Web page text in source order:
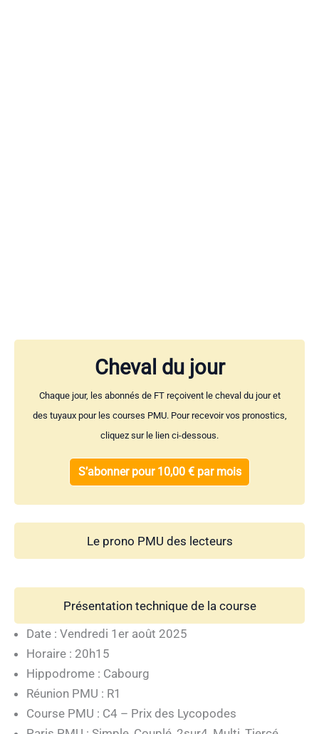
Cheval du jour
Chaque jour, les abonnés de FT reçoivent le cheval du jour et
des tuyaux pour les courses PMU. Pour recevoir vos pronostics,
cliquez sur le lien ci-dessous.
S’abonner pour 10,00 € par mois
Le prono PMU des lecteurs
Présentation technique de la course
Date : Vendredi 1er août 2025
Horaire : 20h15
Hippodrome : Cabourg
Réunion PMU : R1
Course PMU : C4 – Prix des Lycopodes